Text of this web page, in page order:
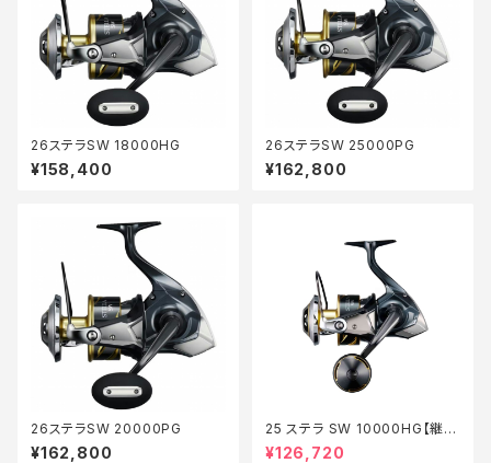
26ステラSW 18000HG
¥158,400
26ステラSW 25000PG
¥162,800
26ステラSW 20000PG
¥162,800
25 ステラ SW 10000HG【継続
セール_リール】【10】
¥126,720